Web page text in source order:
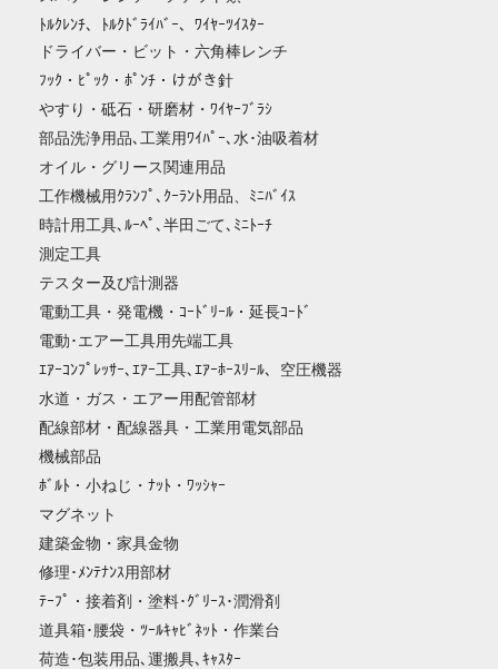
ﾄﾙｸﾚﾝﾁ、ﾄﾙｸﾄﾞﾗｲﾊﾞｰ、ﾜｲﾔｰﾂｲｽﾀｰ
ドライバー・ビット・六角棒レンチ
ﾌｯｸ・ﾋﾟｯｸ・ﾎﾟﾝﾁ・けがき針
やすり・砥石・研磨材・ﾜｲﾔｰﾌﾞﾗｼ
部品洗浄用品､工業用ﾜｲﾊﾟｰ､水･油吸着材
オイル・グリース関連用品
工作機械用ｸﾗﾝﾌﾟ､ｸｰﾗﾝﾄ用品、ﾐﾆﾊﾞｲｽ
時計用工具､ﾙｰﾍﾟ､半田ごて､ﾐﾆﾄｰﾁ
測定工具
テスター及び計測器
電動工具・発電機・ｺｰﾄﾞﾘｰﾙ・延長ｺｰﾄﾞ
電動･エアー工具用先端工具
ｴｱｰｺﾝﾌﾟﾚｯｻｰ､ｴｱｰ工具､ｴｱｰﾎｰｽﾘｰﾙ、空圧機器
水道・ガス・エアー用配管部材
配線部材・配線器具・工業用電気部品
機械部品
ﾎﾞﾙﾄ・小ねじ・ﾅｯﾄ・ﾜｯｼｬｰ
マグネット
建築金物・家具金物
修理･ﾒﾝﾃﾅﾝｽ用部材
ﾃｰﾌﾟ・接着剤・塗料･ｸﾞﾘｰｽ･潤滑剤
道具箱･腰袋・ﾂｰﾙｷｬﾋﾞﾈｯﾄ・作業台
荷造･包装用品､運搬具､ｷｬｽﾀｰ